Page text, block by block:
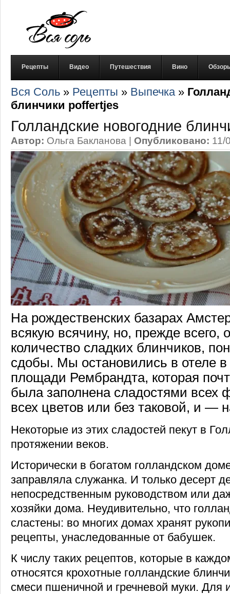
Рецепты Видео Путешествия Вино
Вся Соль » Рецепты » Выпечка»
блинчики poffertjes
Голландские новогодние
Автор: Ольга Бакланова | Опубликовано: 11/
На рождественских базарах
всякую всячину, но, прежде всего,
количество сладких блинчиков,
сдобы. Мы остановились в отеле в
площади Рембрандта, которая
была заполнена сладостями всех
всех цветов или без таковой, и —
Некоторые из этих сладостей пекут в
протяжении веков.
Исторически в богатом голландском
заправляла служанка. И только десерт
непосредственным руководством или
хозяйки дома. Неудивительно, что
сластены: во многих домах хранят
рецепты, унаследованные от бабушек.
К числу таких рецептов, которые в
относятся крохотные голландские
смеси пшеничной и гречневой муки. Для